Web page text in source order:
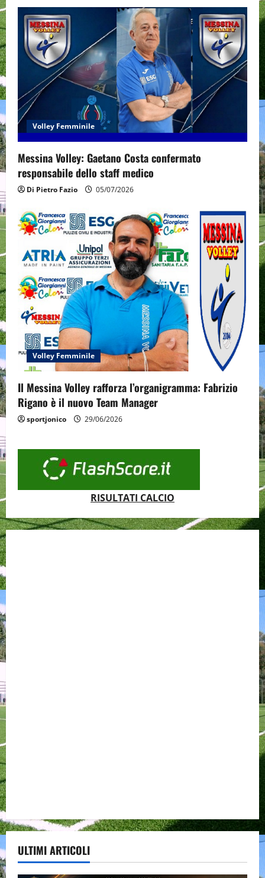
Volley Femminile
Messina Volley: Gaetano Costa confermato
responsabile dello staff medico
Di Pietro Fazio 05/07/2026
Volley Femminile
Il Messina Volley rafforza l’organigramma: Fabrizio
Rigano è il nuovo Team Manager
sportjonico 29/06/2026
RISULTATI CALCIO
ULTIMI ARTICOLI